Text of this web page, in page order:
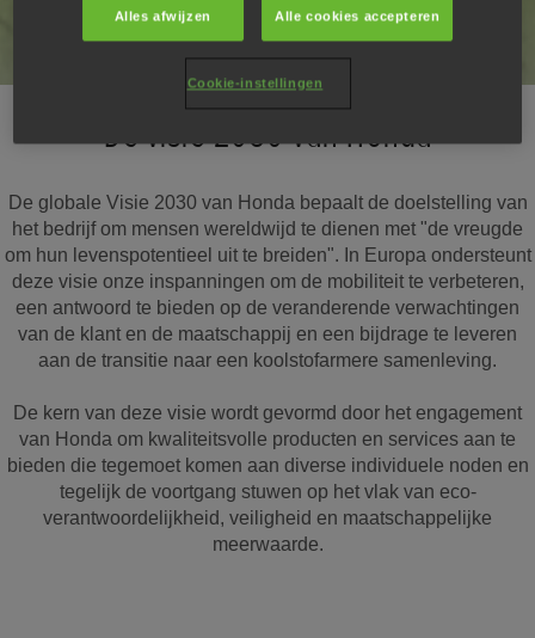
De visie 2030 van Honda
De globale Visie 2030 van Honda bepaalt de doelstelling van
het bedrijf om mensen wereldwijd te dienen met "de vreugde
om hun levenspotentieel uit te breiden". In Europa ondersteunt
deze visie onze inspanningen om de mobiliteit te verbeteren,
een antwoord te bieden op de veranderende verwachtingen
van de klant en de maatschappij en een bijdrage te leveren
aan de transitie naar een koolstofarmere samenleving.
De kern van deze visie wordt gevormd door het engagement
van Honda om kwaliteitsvolle producten en services aan te
bieden die tegemoet komen aan diverse individuele noden en
tegelijk de voortgang stuwen op het vlak van eco-
verantwoordelijkheid, veiligheid en maatschappelijke
meerwaarde.
Alles afwijzen Alle cookies accepteren
Cookie-instellingen